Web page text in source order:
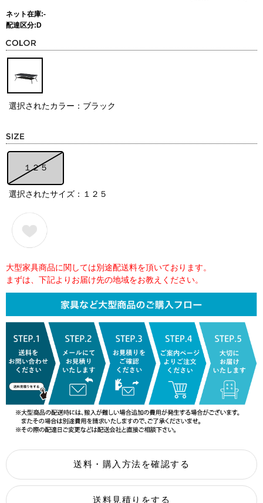
ネット在庫:-
配達区分:D
選択されたカラー：ブラック
１２５
選択されたサイズ：１２５
大型家具商品に関しては別途配送料を頂いております。
まずは、下記よりお届け先の地域をお教えください。